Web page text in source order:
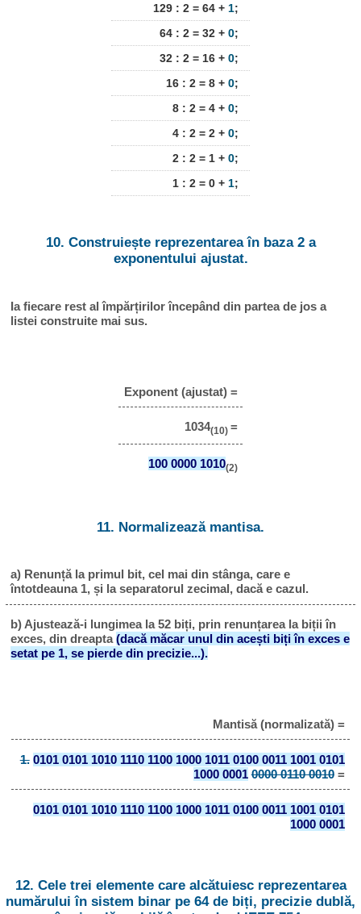
129 : 2 = 64 + 1;
64 : 2 = 32 + 0;
32 : 2 = 16 + 0;
16 : 2 = 8 + 0;
8 : 2 = 4 + 0;
4 : 2 = 2 + 0;
2 : 2 = 1 + 0;
1 : 2 = 0 + 1;
10. Construiește reprezentarea în baza 2 a
exponentului ajustat.
Ia fiecare rest al împărțirilor începând din partea de jos a
listei construite mai sus.
Exponent (ajustat) =
1034(10) =
100 0000 1010(2)
11. Normalizează mantisa.
a) Renunță la primul bit, cel mai din stânga, care e
întotdeauna 1, și la separatorul zecimal, dacă e cazul.
b) Ajustează-i lungimea la 52 biți, prin renunțarea la biții în
exces, din dreapta(dacă măcar unul din acești biți în exces e
setat pe 1, se pierde din precizie...).
Mantisă (normalizată) =
1. 0101 0101 1010 1110 1100 1000 1011 0100 0011 1001 0101
1000 0001 0000 0110 0010=
0101 0101 1010 1110 1100 1000 1011 0100 0011 1001 0101
1000 0001
12. Cele trei elemente care alcătuiesc reprezentarea
numărului în sistem binar pe 64 de biți, precizie dublă,